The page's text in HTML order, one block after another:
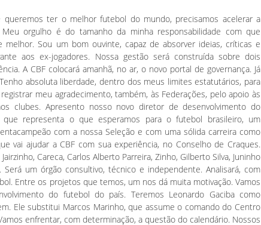
queremos ter o melhor futebol do mundo, precisamos acelerar a
orgulho é do tamanho da minha responsabilidade com que
melhor. Sou um bom ouvinte, capaz de absorver ideias, críticas e
aos ex-jogadores. Nossa gestão será construída sobre dois
A CBF colocará amanhã, no ar, o novo portal de governança. Já
absoluta liberdade, dentro dos meus limites estatutários, para
meu agradecimento, também, às Federações, pelo apoio às
clubes. Apresento nosso novo diretor de desenvolvimento do
que representa o que esperamos para o futebol brasileiro, um
com a nossa Seleção e com uma sólida carreira como
vai ajudar a CBF com sua experiência, no Conselho de Craques.
Careca, Carlos Alberto Parreira, Zinho, Gilberto Silva, Juninho
Será um órgão consultivo, técnico e independente. Analisará, com
Entre os projetos que temos, um nos dá muita motivação. Vamos
do futebol do país. Teremos Leonardo Gaciba como
Ele substitui Marcos Marinho, que assume o comando do Centro
enfrentar, com determinação, a questão do calendário. Nossos